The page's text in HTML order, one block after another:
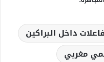
داخل البراكين
مغربي